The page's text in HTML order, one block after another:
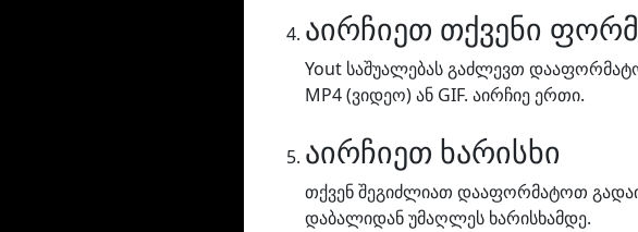
აირჩიეთ თქვენი
Yout საშუალებას გაძლევთ
MP4 (ვიდეო) ან GIF. აირჩიე ერთი.
აირჩიეთ ხარისხი
თქვენ შეგიძლიათ დააფორმატოთ
დაბალიდან უმაღლეს ხარისხამდე.